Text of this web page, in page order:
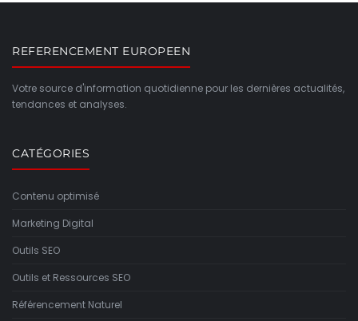
REFERENCEMENT EUROPEEN
Votre source d'information quotidienne pour les dernières actualités,
tendances et analyses.
CATÉGORIES
Contenu optimisé
Marketing Digital
Outils SEO
Outils et Ressources SEO
Référencement Naturel